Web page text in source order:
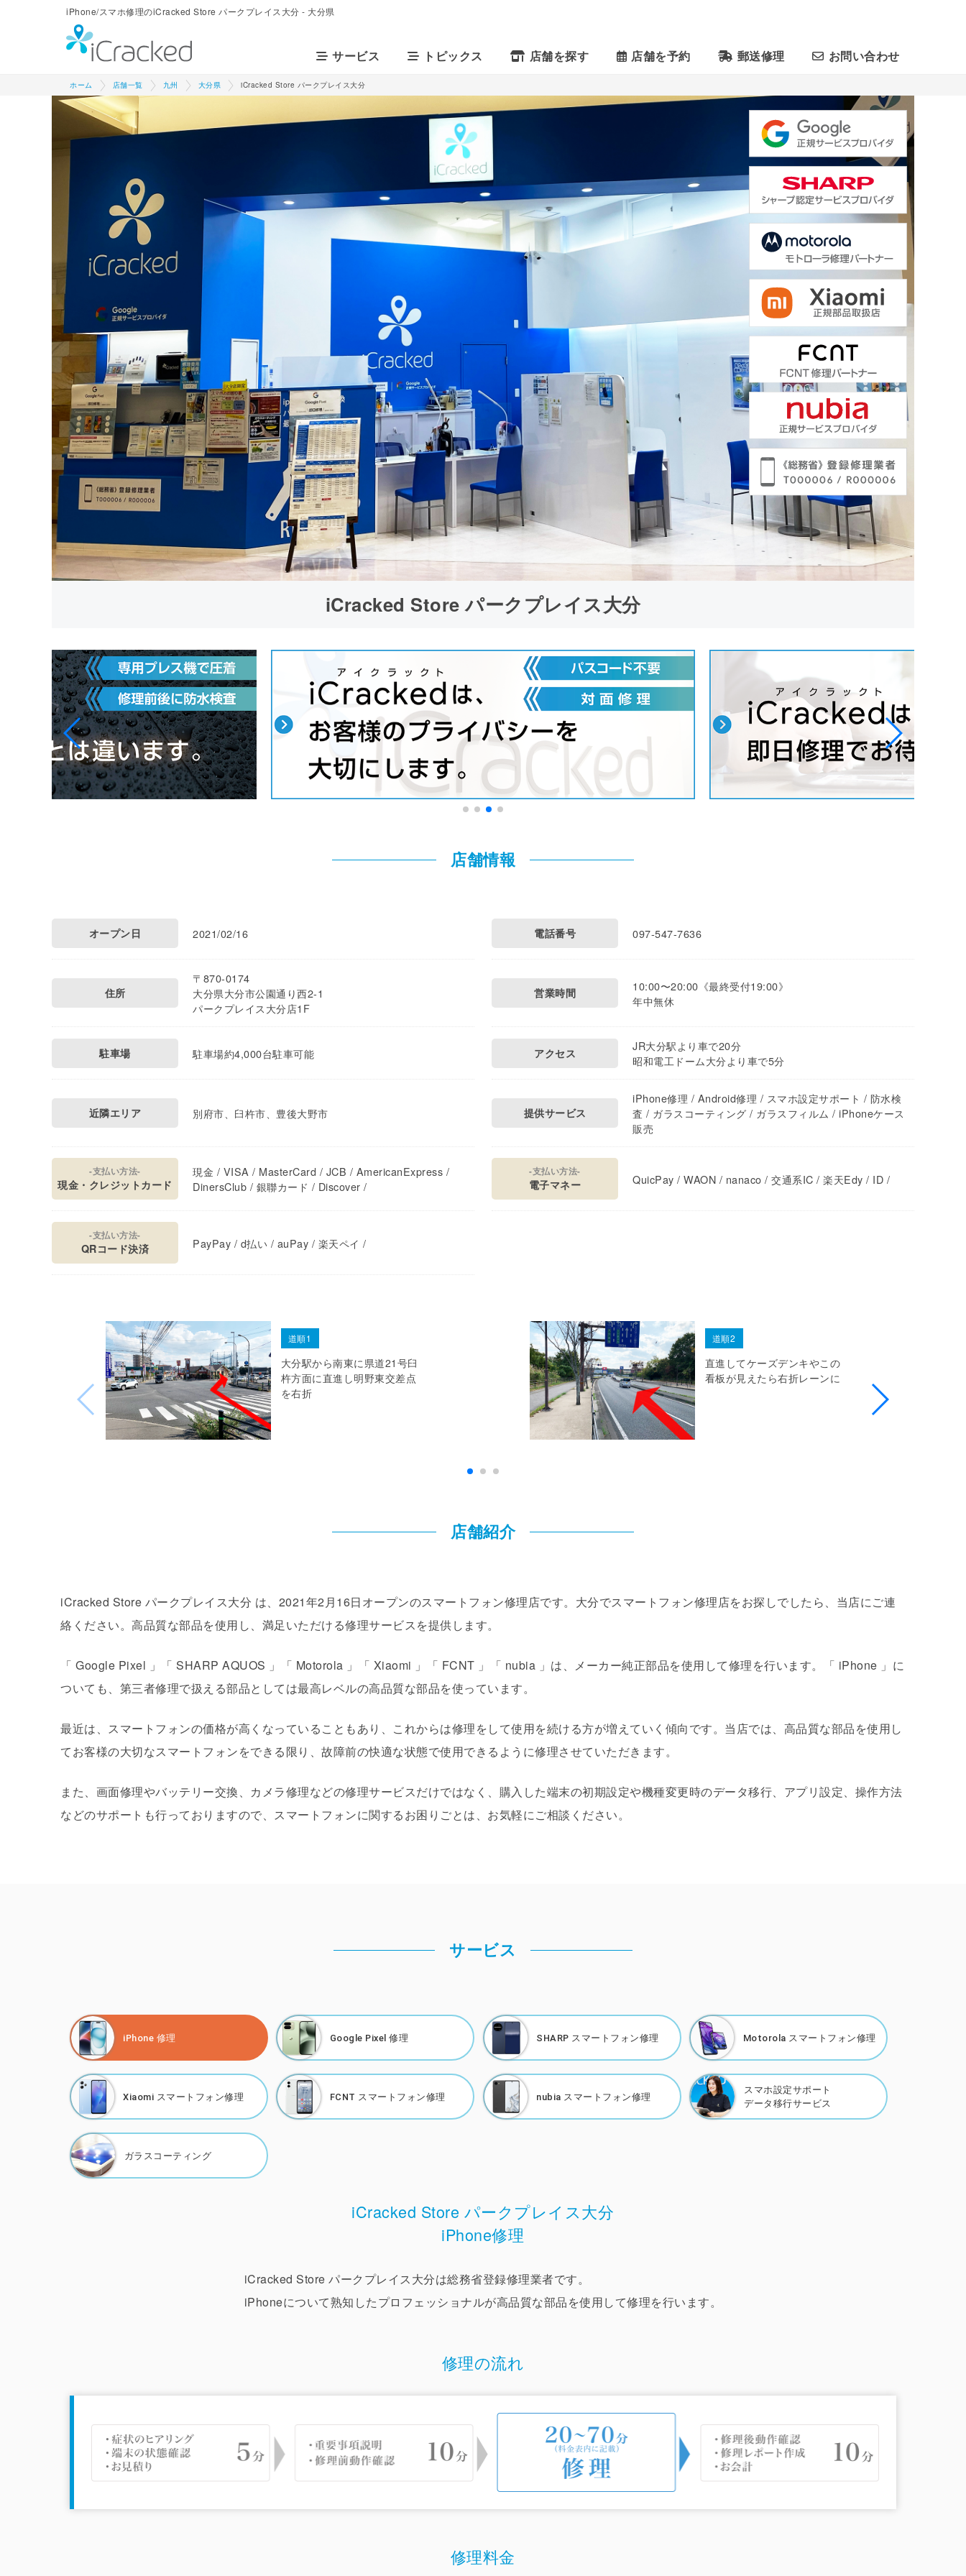
iPhone/スマホ修理のiCracked Store パークプレイス大分 - 大分県
サービス トピックス 店舗を探す 店舗を予約 郵送修理 お問い合わせ
ホーム 店舗一覧 九州 大分県 iCracked Store パークプレイス大分
iCracked Store パークプレイス大分
店舗情報
オープン日 2021/02/16 電話番号 097-547-7636
住所
〒870-0174
大分県大分市公園通り西2-1
パークプレイス大分店1F
営業時間
10:00〜20:00《最終受付19:00》
年中無休
駐車場 駐車場約4,000台駐車可能 アクセス
JR大分駅より車で20分
昭和電工ドーム大分より車で5分
近隣エリア 別府市、臼杵市、豊後大野市 提供サービス
iPhone修理 / Android修理 / スマホ設定サポート / 防水検
査 / ガラスコーティング / ガラスフィルム / iPhoneケース
販売
-支払い方法-
現金・クレジットカード
現金 / VISA / MasterCard / JCB / AmericanExpress /
DinersClub / 銀聯カード / Discover /
-支払い方法-
電子マネー QuicPay / WAON / nanaco / 交通系IC / 楽天Edy / ID /
-支払い方法-
QRコード決済 PayPay / d払い / auPay / 楽天ペイ /
道順1
大分駅から南東に県道21号臼
杵方面に直進し明野東交差点
を右折
道順2
直進してケーズデンキやこの
看板が見えたら右折レーンに
店舗紹介
iCracked Store パークプレイス大分 は、2021年2月16日オープンのスマートフォン修理店です。大分でスマートフォン修理店をお探しでしたら、当店にご連
絡ください。高品質な部品を使用し、満足いただける修理サービスを提供します。
「 Google Pixel 」「 SHARP AQUOS 」「 Motorola 」「 Xiaomi 」「 FCNT 」「 nubia 」は、メーカー純正部品を使用して修理を行います。「 iPhone 」に
ついても、第三者修理で扱える部品としては最高レベルの高品質な部品を使っています。
最近は、スマートフォンの価格が高くなっていることもあり、これからは修理をして使用を続ける方が増えていく傾向です。当店では、高品質な部品を使用し
てお客様の大切なスマートフォンをできる限り、故障前の快適な状態で使用できるように修理させていただきます。
また、画面修理やバッテリー交換、カメラ修理などの修理サービスだけではなく、購入した端末の初期設定や機種変更時のデータ移行、アプリ設定、操作方法
などのサポートも行っておりますので、スマートフォンに関するお困りごとは、お気軽にご相談ください。
サービス
iPhone 修理 Google Pixel 修理 SHARP スマートフォン修理 Motorola スマートフォン修理
Xiaomi スマートフォン修理 FCNT スマートフォン修理 nubia スマートフォン修理
スマホ設定サポート
データ移行サービス
ガラスコーティング
iCracked Store パークプレイス大分
iPhone修理
iCracked Store パークプレイス大分は総務省登録修理業者です。
iPhoneについて熟知したプロフェッショナルが高品質な部品を使用して修理を行います。
修理の流れ
修理料金